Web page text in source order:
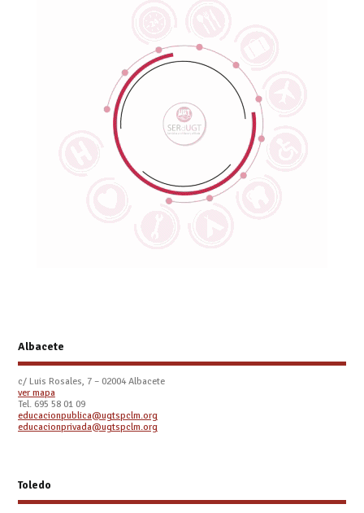
Albacete
c/ Luis Rosales, 7 – 02004 Albacete
ver mapa
Tel. 695 58 01 09
educacionpublica@ugtspclm.org
educacionprivada@ugtspclm.org
Toledo